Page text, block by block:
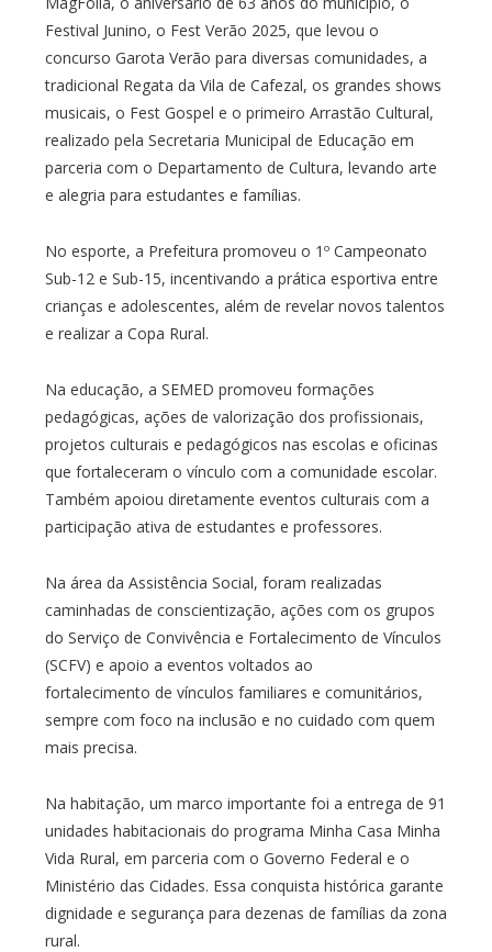
Festival Junino, o Fest Verão 2025, que levou o
concurso Garota Verão para diversas comunidades, a
tradicional Regata da Vila de Cafezal, os grandes shows
musicais, o Fest Gospel e o primeiro Arrastão Cultural,
realizado pela Secretaria Municipal de Educação em
parceria com o Departamento de Cultura, levando arte
e alegria para estudantes e famílias.
No esporte, a Prefeitura promoveu o 1º Campeonato
Sub-12 e Sub-15, incentivando a prática esportiva entre
crianças e adolescentes, além de revelar novos talentos
e realizar a Copa Rural.
Na educação, a SEMED promoveu formações
pedagógicas, ações de valorização dos profissionais,
projetos culturais e pedagógicos nas escolas e oficinas
que fortaleceram o vínculo com a comunidade escolar.
Também apoiou diretamente eventos culturais com a
participação ativa de estudantes e professores.
Na área da Assistência Social, foram realizadas
caminhadas de conscientização, ações com os grupos
do Serviço de Convivência e Fortalecimento de Vínculos
(SCFV) e apoio a eventos voltados ao
fortalecimento de vínculos familiares e comunitários,
sempre com foco na inclusão e no cuidado com quem
mais precisa.
Na habitação, um marco importante foi a entrega de 91
unidades habitacionais do programa Minha Casa Minha
Vida Rural, em parceria com o Governo Federal e o
Ministério das Cidades. Essa conquista histórica garante
dignidade e segurança para dezenas de famílias da zona
rural.